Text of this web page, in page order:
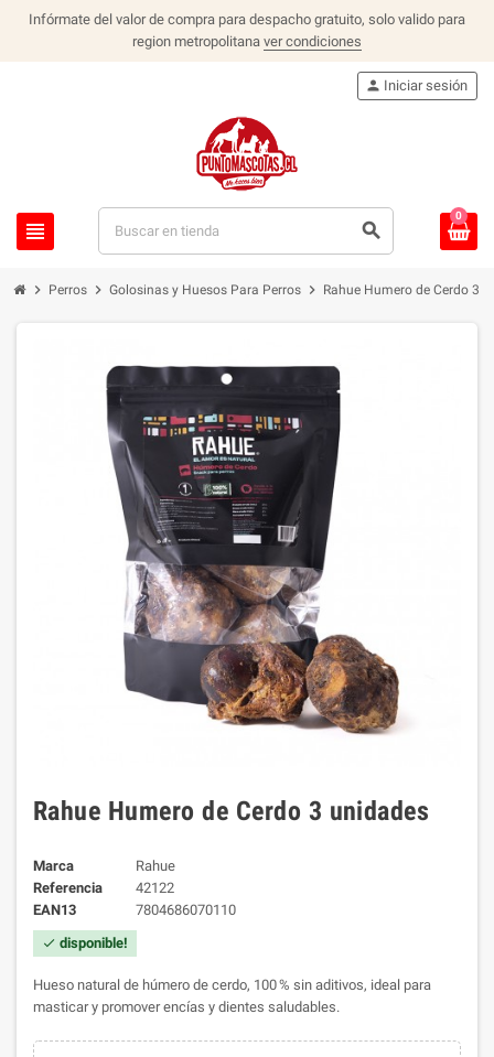
Infórmate del valor de compra para despacho gratuito, solo valido para
region metropolitana ver condiciones
view_headline search
person Iniciar sesión
0
chevron_right Perros chevron_right Golosinas y Huesos Para Perros chevron_right Rahue Humero de Cerdo 3
Rahue Humero de Cerdo 3 unidades
Marca
Rahue
Referencia
42122
EAN13
7804686070110
check disponible!
Hueso natural de húmero de cerdo, 100 % sin aditivos, ideal para
masticar y promover encías y dientes saludables.